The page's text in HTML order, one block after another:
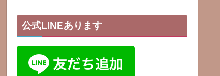
公式LINEあります